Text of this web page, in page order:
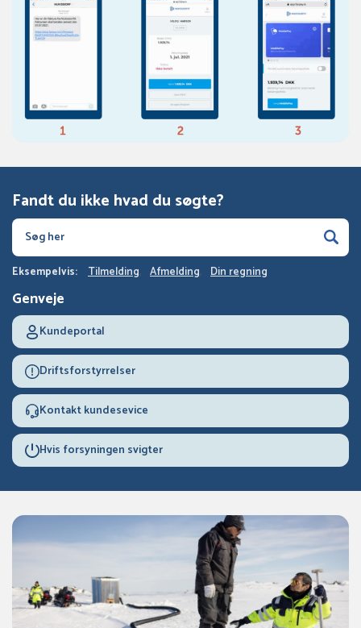
Fandt du ikke hvad du søgte?
Eksempelvis: Tilmelding Afmelding Din regning
Genveje
Kundeportal
Driftsforstyrrelser
Kontakt kundesevice
Hvis forsyningen svigter